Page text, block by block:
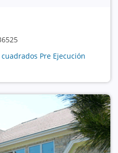
Pre Ejecución